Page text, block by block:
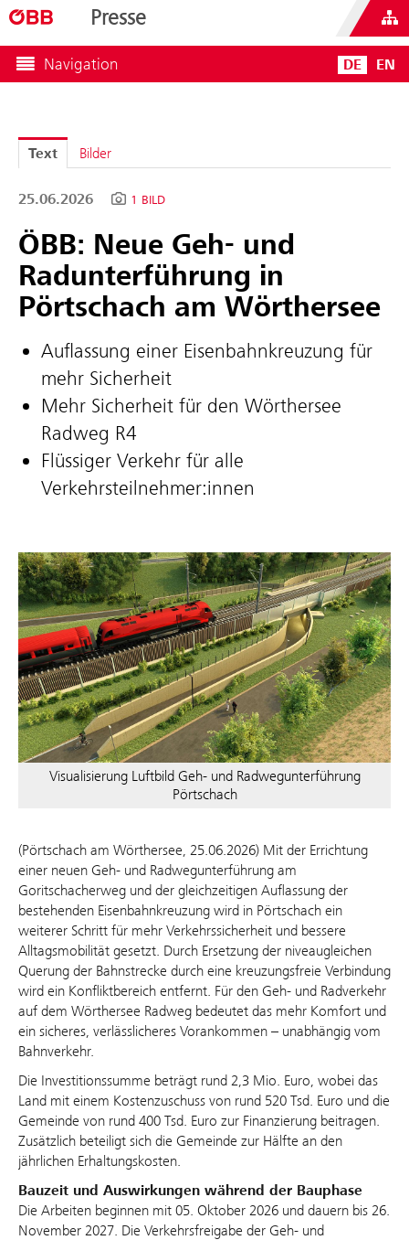
Presse
Navigation DE EN
Text Bilder
25.06.2026 1 BILD
ÖBB: Neue Geh- und
Radunterführung in
Pörtschach am Wörthersee
Auflassung einer Eisenbahnkreuzung für
mehr Sicherheit
Mehr Sicherheit für den Wörthersee
Radweg R4
Flüssiger Verkehr für alle
Verkehrsteilnehmer:innen
Visualisierung Luftbild Geh- und Radwegunterführung
Pörtschach
(Pörtschach am Wörthersee, 25.06.2026) Mit der Errichtung
einer neuen Geh- und Radwegunterführung am
Goritschacherweg und der gleichzeitigen Auflassung der
bestehenden Eisenbahnkreuzung wird in Pörtschach ein
weiterer Schritt für mehr Verkehrssicherheit und bessere
Alltagsmobilität gesetzt. Durch Ersetzung der niveaugleichen
Querung der Bahnstrecke durch eine kreuzungsfreie Verbindung
wird ein Konfliktbereich entfernt. Für den Geh- und Radverkehr
auf dem Wörthersee Radweg bedeutet das mehr Komfort und
ein sicheres, verlässlicheres Vorankommen – unabhängig vom
Bahnverkehr.
Die Investitionssumme beträgt rund 2,3 Mio. Euro, wobei das
Land mit einem Kostenzuschuss von rund 520 Tsd. Euro und die
Gemeinde von rund 400 Tsd. Euro zur Finanzierung beitragen.
Zusätzlich beteiligt sich die Gemeinde zur Hälfte an den
jährlichen Erhaltungskosten.
Bauzeit und Auswirkungen während der Bauphase
Die Arbeiten beginnen mit 05. Oktober 2026 und dauern bis 26.
November 2027. Die Verkehrsfreigabe der Geh- und